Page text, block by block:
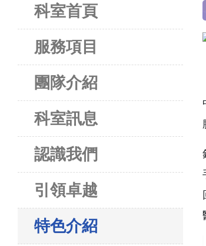
科室首頁
服務項目
團隊介紹
科室訊息
認識我們
引領卓越
特色介紹